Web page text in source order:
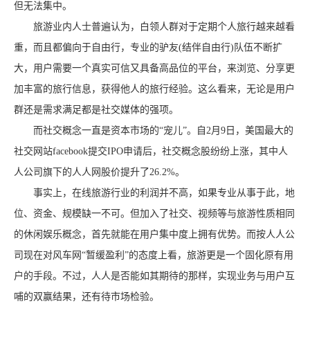
但无法集中。
旅游业内人士普遍认为，白领人群对于定期个人旅行越来越看
重，而且都偏向于自由行，专业的驴友(结伴自由行)队伍不断扩
大，用户需要一个真实可信又具备高品位的平台，来浏览、分享更
加丰富的旅行信息，获得他人的旅行经验。这么看来，无论是用户
群还是需求满足都是社交媒体的强项。
而社交概念一直是资本市场的“宠儿”。自2月9日，美国最大的
社交网站facebook提交IPO申请后，社交概念股纷纷上涨，其中人
人公司旗下的人人网股价提升了26.2%。
事实上，在线旅游行业的利润并不高，如果专业从事于此，地
位、资金、规模缺一不可。但加入了社交、视频等与旅游性质相同
的休闲娱乐概念，首先就能在用户集中度上拥有优势。而按人人公
司现在对风车网“暂缓盈利”的态度上看，旅游更是一个固化原有用
户的手段。不过，人人是否能如其期待的那样，实现业务与用户互
哺的双赢结果，还有待市场检验。